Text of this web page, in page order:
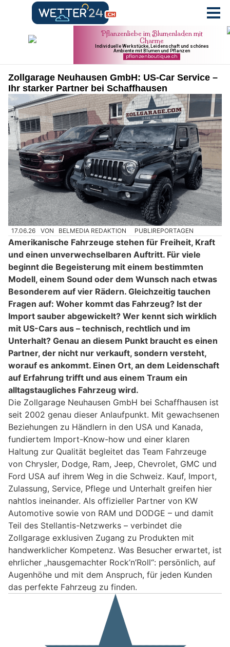
Zollgarage Neuhausen GmbH: US-Car Service –
Ihr starker Partner bei Schaffhausen
17.06.26 VON BELMEDIA REDAKTION PUBLIREPORTAGEN
Amerikanische Fahrzeuge stehen für Freiheit, Kraft
und einen unverwechselbaren Auftritt. Für viele
beginnt die Begeisterung mit einem bestimmten
Modell, einem Sound oder dem Wunsch nach etwas
Besonderem auf vier Rädern. Gleichzeitig tauchen
Fragen auf: Woher kommt das Fahrzeug? Ist der
Import sauber abgewickelt? Wer kennt sich wirklich
mit US-Cars aus – technisch, rechtlich und im
Unterhalt? Genau an diesem Punkt braucht es einen
Partner, der nicht nur verkauft, sondern versteht,
worauf es ankommt. Einen Ort, an dem Leidenschaft
auf Erfahrung trifft und aus einem Traum ein
alltagstaugliches Fahrzeug wird.
Die Zollgarage Neuhausen GmbH bei Schaffhausen ist
seit 2002 genau dieser Anlaufpunkt. Mit gewachsenen
Beziehungen zu Händlern in den USA und Kanada,
fundiertem Import-Know-how und einer klaren
Haltung zur Qualität begleitet das Team Fahrzeuge
von Chrysler, Dodge, Ram, Jeep, Chevrolet, GMC und
Ford USA auf ihrem Weg in die Schweiz. Kauf, Import,
Zulassung, Service, Pflege und Unterhalt greifen hier
nahtlos ineinander. Als offizieller Partner von KW
Automotive sowie von RAM und DODGE – und damit
Teil des Stellantis-Netzwerks – verbindet die
Zollgarage exklusiven Zugang zu Produkten mit
handwerklicher Kompetenz. Was Besucher erwartet, ist
ehrlicher „hausgemachter Rock’n’Roll“: persönlich, auf
Augenhöhe und mit dem Anspruch, für jeden Kunden
das perfekte Fahrzeug zu finden.